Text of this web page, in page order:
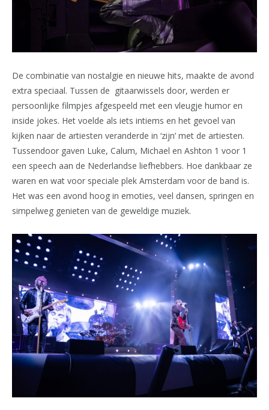
De combinatie van nostalgie en nieuwe hits, maakte de avond
extra speciaal. Tussen de gitaarwissels door, werden er
persoonlijke filmpjes afgespeeld met een vleugje humor en
inside jokes. Het voelde als iets intiems en het gevoel van
kijken naar de artiesten veranderde in ‘zijn’ met de artiesten.
Tussendoor gaven Luke, Calum, Michael en Ashton 1 voor 1
een speech aan de Nederlandse liefhebbers. Hoe dankbaar ze
waren en wat voor speciale plek Amsterdam voor de band is.
Het was een avond hoog in emoties, veel dansen, springen en
simpelweg genieten van de geweldige muziek.